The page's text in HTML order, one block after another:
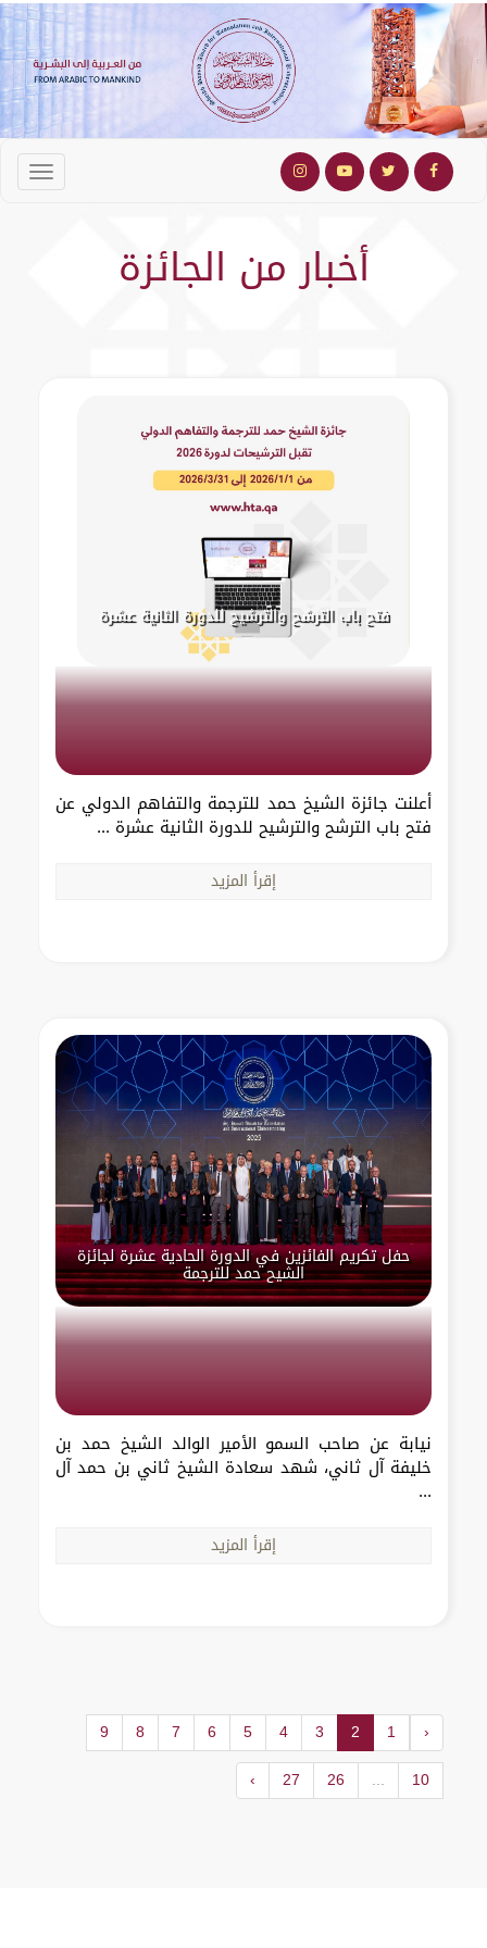
أخبار من الجائزة
فتح باب الترشح والترشيح للدورة الثانية عشرة
أعلنت جائزة الشيخ حمد للترجمة والتفاهم الدولي عن
فتح باب الترشح والترشيح للدورة الثانية عشرة ...
إقرأ المزيد
حفل تكريم الفائزين في الدورة الحادية عشرة لجائزة
الشيح حمد للترجمة
نيابة عن صاحب السمو الأمير الوالد الشيخ حمد بن
خليفة آل ثاني، شهد سعادة الشيخ ثاني بن حمد آل
...
إقرأ المزيد
‹
1
2
3
4
5
6
7
8
9
10
...
26
27
›